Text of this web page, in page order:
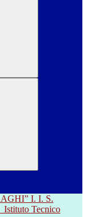
I. I. S.
Istituto Tecnico